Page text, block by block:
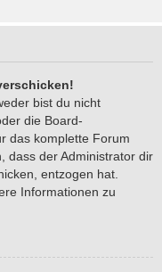
bist du nicht
die Board-
das komplette Forum
dass der Administrator dir
entzogen hat.
Informationen zu